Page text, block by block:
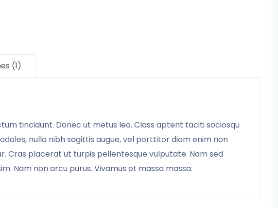
(1)
tincidunt. Donec ut metus leo. Class aptent taciti sociosqu
nulla nibh sagittis augue, vel porttitor diam enim non
Cras placerat ut turpis pellentesque vulputate. Nam sed
Nam non arcu purus. Vivamus et massa massa.